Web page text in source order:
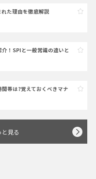
れた理由を徹底解説
！SPIと一般常識の違いと
間帯は?覚えておくべきマナ
見る